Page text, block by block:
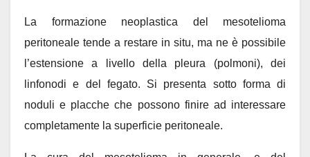
La formazione neoplastica del mesotelioma
peritoneale tende a restare in situ, ma ne è possibile
l’estensione a livello della pleura (polmoni), dei
linfonodi e del fegato. Si presenta sotto forma di
noduli e placche che possono finire ad interessare
completamente la superficie peritoneale.